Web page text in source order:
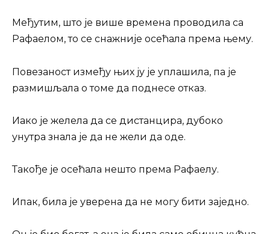
Међутим, што је више времена проводила са
Рафаелом, то се снажније осећала према њему.
Повезаност између њих ју је уплашила, па је
размишљала о томе да поднесе отказ.
Иако је желела да се дистанцира, дубоко
унутра знала је да не жели да оде.
Такође је осећала нешто према Рафаелу.
Ипак, била је уверена да не могу бити заједно.